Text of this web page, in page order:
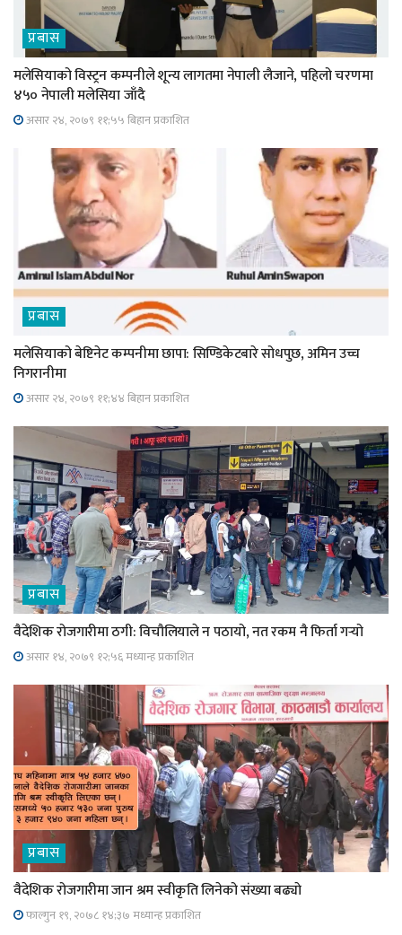
प्रबास
मलेसियाको विस्ट्रन कम्पनीले शून्य लागतमा नेपाली लैजाने, पहिलो चरणमा
४५० नेपाली मलेसिया जाँदै
असार २४, २०७९ ११;५५ बिहान प्रकाशित
प्रबास
मलेसियाको बेष्टिनेट कम्पनीमा छापा: सिण्डिकेटबारे सोधपुछ, अमिन उच्च
निगरानीमा
असार २४, २०७९ ११;४४ बिहान प्रकाशित
प्रबास
वैदेशिक रोजगारीमा ठगी: विचौलियाले न पठायो, नत रकम नै फिर्ता गर्‍यो
असार १४, २०७९ १२;५६ मध्यान्ह प्रकाशित
प्रबास
वैदेशिक रोजगारीमा जान श्रम स्वीकृति लिनेको संख्या बढ्याे
फाल्गुन १९, २०७८ १४;३७ मध्यान्ह प्रकाशित